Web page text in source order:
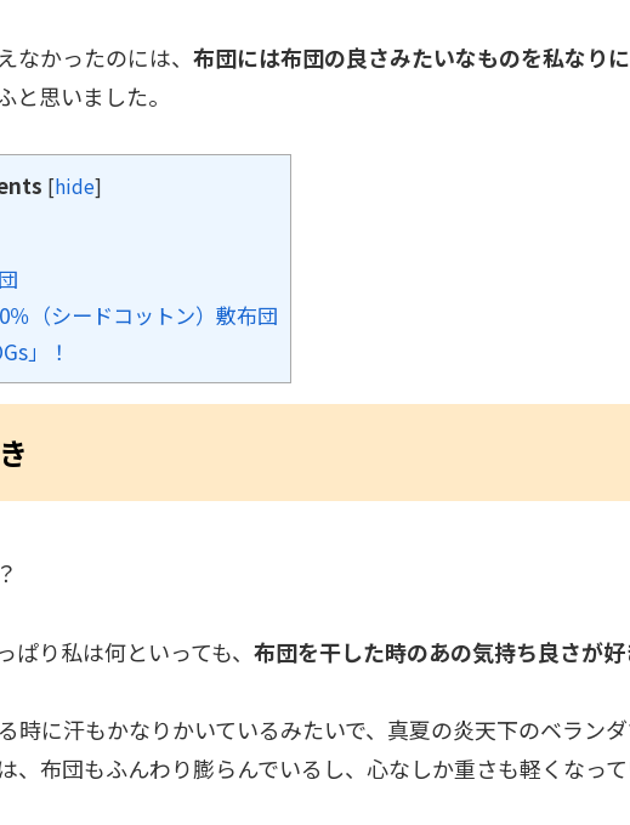
なかったのには、 布団には布団の良さみたいなものを私なり
と思いました。
[hide]
％（シードコットン）敷布団
」！
り私は何といっても、 布団を干した時のあの気持ち良さが
時に汗もかなりかいているみたいで、真夏の炎天下のベラン
、布団もふんわり膨らんでいるし、心なしか重さも軽くなっ